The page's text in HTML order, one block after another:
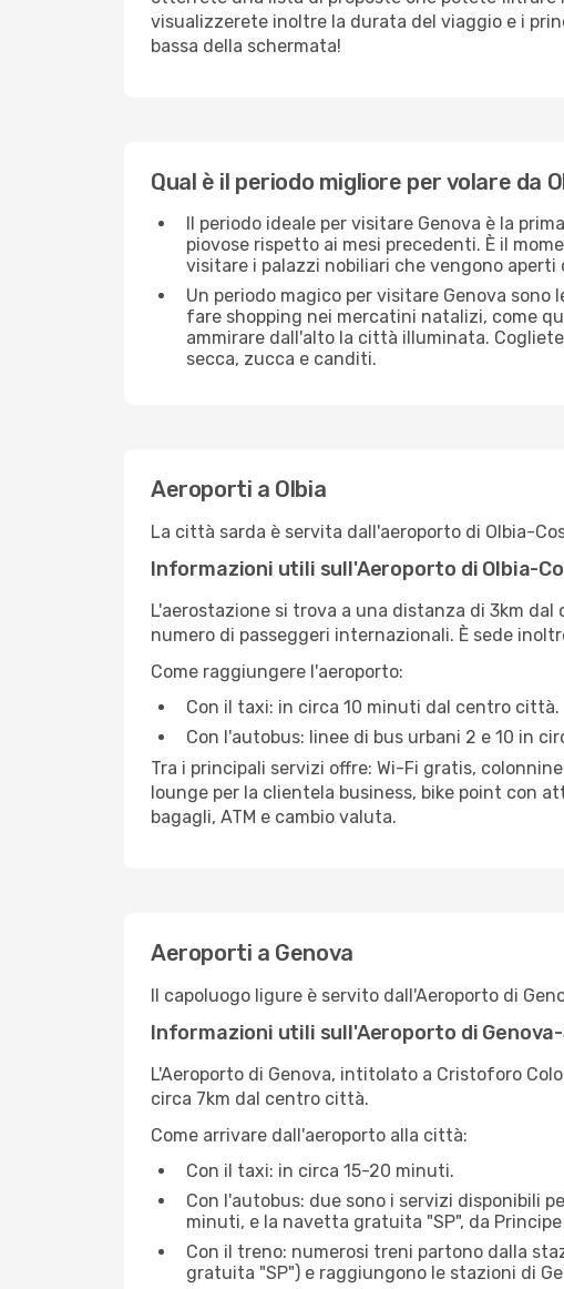
visualizzerete inoltre la durata del viaggio e i
bassa della schermata!
Qual è il periodo migliore per volare da
Il periodo ideale per visitare Genova è la
piovose rispetto ai mesi precedenti. È il
visitare i palazzi nobiliari che vengono aperti
Un periodo magico per visitare Genova
fare shopping nei mercatini natalizi, come
ammirare dall'alto la città illuminata.
secca, zucca e canditi.
Aeroporti a Olbia
La città sarda è servita dall'aeroporto di Olbia-
Informazioni utili sull'Aeroporto di Olbia-
L'aerostazione si trova a una distanza di 3km
numero di passeggeri internazionali. È sede
Come raggiungere l'aeroporto:
Con il taxi: in circa 10 minuti dal centro città.
Con l'autobus: linee di bus urbani 2 e 10 in
Tra i principali servizi offre: Wi-Fi gratis,
lounge per la clientela business, bike point con
bagagli, ATM e cambio valuta.
Aeroporti a Genova
Il capoluogo ligure è servito dall'Aeroporto di
Informazioni utili sull'Aeroporto di
L'Aeroporto di Genova, intitolato a Cristoforo
circa 7km dal centro città.
Come arrivare dall'aeroporto alla città:
Con il taxi: in circa 15-20 minuti.
Con l'autobus: due sono i servizi disponibili
minuti, e la navetta gratuita "SP", da
Con il treno: numerosi treni partono dalla
gratuita "SP") e raggiungono le stazioni di